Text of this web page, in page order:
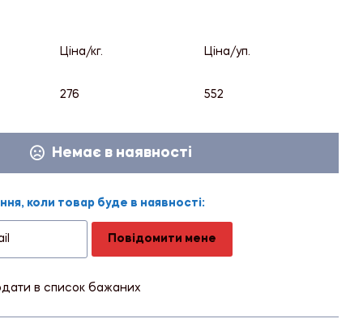
Ціна/кг. Ціна/уп.
276 552
Немає в наявності
коли товар буде в наявності:
Повідомити мене
в список бажаних